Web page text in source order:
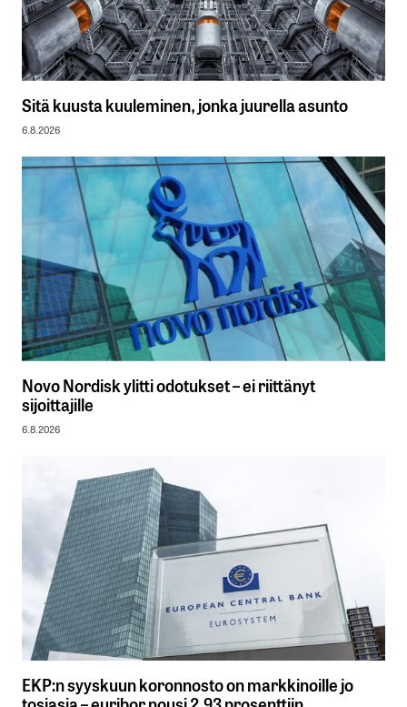
Sitä kuusta kuuleminen, jonka juurella asunto
6.8.2026
Novo Nordisk ylitti odotukset – ei riittänyt
sijoittajille
6.8.2026
EKP:n syyskuun koronnosto on markkinoille jo